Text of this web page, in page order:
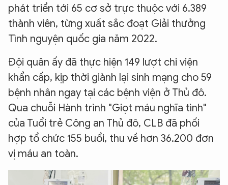
phát triển tới 65 cơ sở trực thuộc với 6.389
thành viên, từng xuất sắc đoạt Giải thưởng
Tình nguyện quốc gia năm 2022.
Đội quân ấy đã thực hiện 149 lượt chi viện
khẩn cấp, kịp thời giành lại sinh mạng cho 59
bệnh nhân ngay tại các bệnh viện ở Thủ đô.
Qua chuỗi Hành trình "Giọt máu nghĩa tình"
của Tuổi trẻ Công an Thủ đô, CLB đã phối
hợp tổ chức 155 buổi, thu về hơn 36.200 đơn
vị máu an toàn.